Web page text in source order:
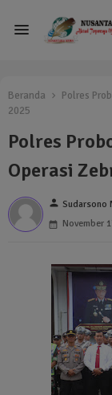
Beranda
Polres
2025
Polres
Operasi
person Sudarsono
November